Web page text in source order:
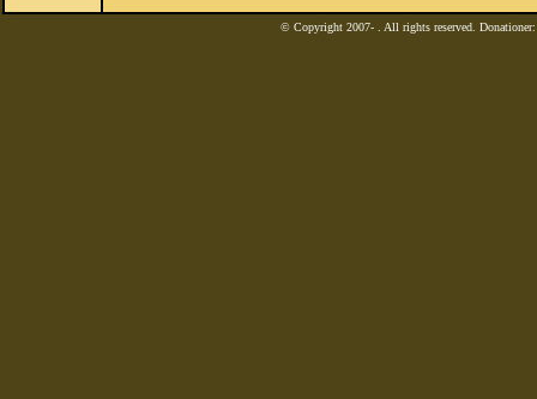
© Copyright 2007- . All rights reserved.